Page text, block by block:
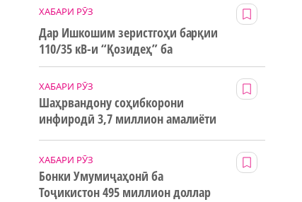
ХАБАРИ РӮЗ
Дар Ишкошим зеристгоҳи барқии
110/35 кВ-и “Қозидеҳ” ба
истифода дода мешавад
ХАБАРИ РӮЗ
Шаҳрвандону соҳибкорони
инфиродӣ 3,7 миллион амалиёти
ХАБАРИ РӮЗ
Бонки Умумиҷаҳонӣ ба
Тоҷикистон 495 миллион доллар